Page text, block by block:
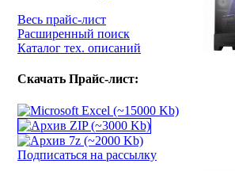
Весь прайс-лист
Расширенный поиск
Каталог тех. описаний
Скачать Прайс-лист:
Подписаться на рассылку